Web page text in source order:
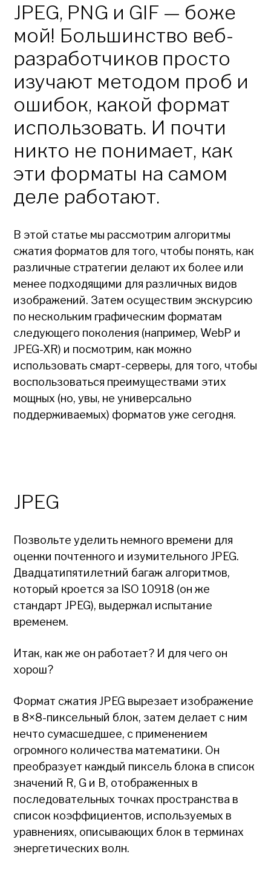
JPEG, PNG и GIF — боже
мой! Большинство веб-
разработчиков просто
изучают методом проб и
ошибок, какой формат
использовать. И почти
никто не понимает, как
эти форматы на самом
деле работают.
В этой статье мы рассмотрим алгоритмы
сжатия форматов для того, чтобы понять, как
различные стратегии делают их более или
менее подходящими для различных видов
изображений. Затем осуществим экскурсию
по нескольким графическим форматам
следующего поколения (например, WebP и
JPEG-XR) и посмотрим, как можно
использовать смарт-серверы, для того, чтобы
воспользоваться преимуществами этих
мощных (но, увы, не универсально
поддерживаемых) форматов уже сегодня.
JPEG
Позвольте уделить немного времени для
оценки почтенного и изумительного JPEG.
Двадцатипятилетний багаж алгоритмов,
который кроется за ISO 10918 (он же
стандарт JPEG), выдержал испытание
временем.
Итак, как же он работает? И для чего он
хорош?
Формат сжатия JPEG вырезает изображение
в 8×8-пиксельный блок, затем делает с ним
нечто сумасшедшее, с применением
огромного количества математики. Он
преобразует каждый пиксель блока в список
значений R, G и B, отображенных в
последовательных точках пространства в
список коэффициентов, используемых в
уравнениях, описывающих блок в терминах
энергетических волн.